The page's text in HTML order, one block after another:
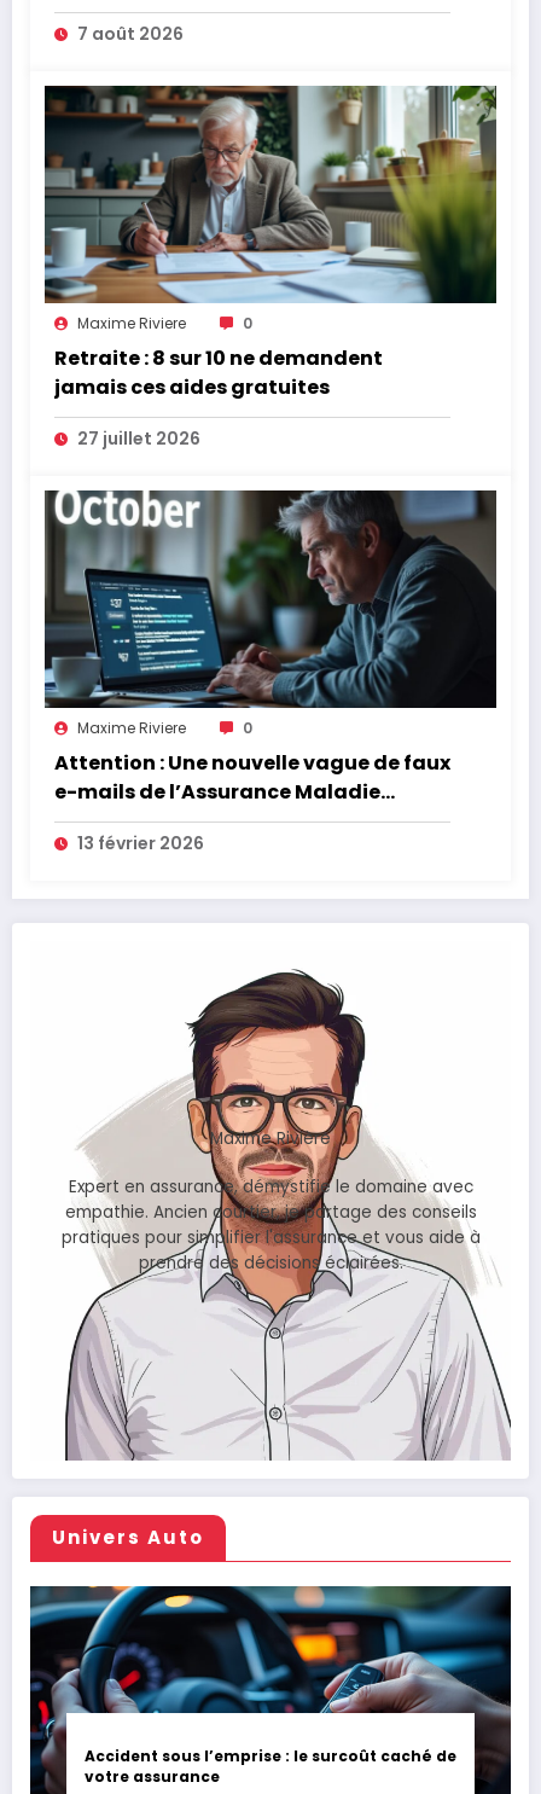
7 août 2026
Maxime Riviere 0
Retraite : 8 sur 10 ne demandent
jamais ces aides gratuites
27 juillet 2026
Maxime Riviere 0
Attention : Une nouvelle vague de faux
e-mails de l’Assurance Maladie
menace la couverture de vos frais de
santé
13 février 2026
Maxime Rivière
Expert en assurance, démystifie le domaine avec
empathie. Ancien courtier, je partage des conseils
pratiques pour simplifier l'assurance et vous aide à
prendre des décisions éclairées.
Univers Auto
Accident sous l’emprise : le surcoût caché de
votre assurance